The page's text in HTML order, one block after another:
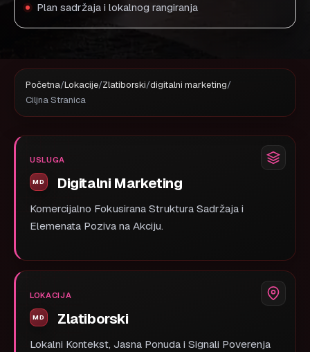
Plan sadržaja i lokalnog rangiranja
Početna/Lokacije/Zlatiborski/digitalni marketing/
Ciljna Stranica
USLUGA
Digitalni Marketing
Komercijalno Fokusirana Struktura Sadržaja i
Elemenata Poziva na Akciju.
LOKACIJA
Zlatiborski
Lokalni Kontekst, Jasna Ponuda i Signali Poverenja